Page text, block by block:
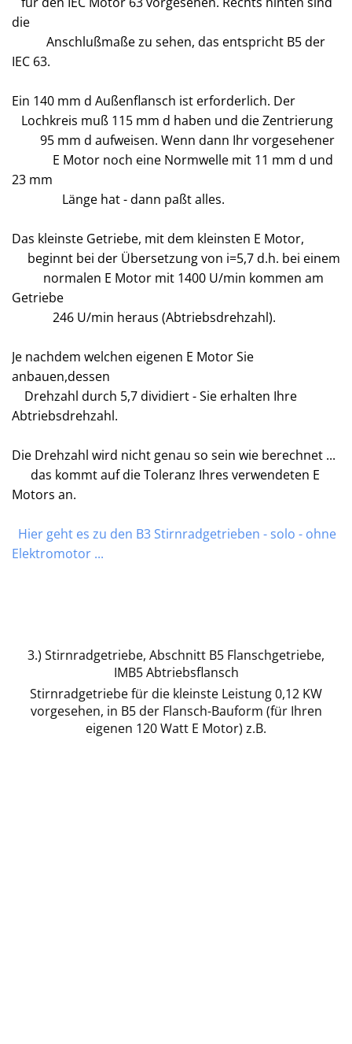
die
Anschlußmaße zu sehen, das entspricht B5 der
IEC 63.
Ein 140 mm d Außenflansch ist erforderlich. Der
Lochkreis muß 115 mm d haben und die Zentrierung
95 mm d aufweisen. Wenn dann Ihr vorgesehener
E Motor noch eine Normwelle mit 11 mm d und
23 mm
Länge hat - dann paßt alles.
Das kleinste Getriebe, mit dem kleinsten E Motor,
beginnt bei der Übersetzung von i=5,7 d.h. bei einem
normalen E Motor mit 1400 U/min kommen am
Getriebe
246 U/min heraus (Abtriebsdrehzahl).
Je nachdem welchen eigenen E Motor Sie
anbauen,dessen
Drehzahl durch 5,7 dividiert - Sie erhalten Ihre
Abtriebsdrehzahl.
Die Drehzahl wird nicht genau so sein wie berechnet ...
das kommt auf die Toleranz Ihres verwendeten E
Motors an.
Hier geht es zu den B3 Stirnradgetrieben - solo - ohne
Elektromotor ...
3.) Stirnradgetriebe, Abschnitt B5 Flanschgetriebe,
IMB5 Abtriebsflansch
Stirnradgetriebe für die kleinste Leistung 0,12 KW
vorgesehen, in B5 der Flansch-Bauform (für Ihren
eigenen 120 Watt E Motor) z.B.